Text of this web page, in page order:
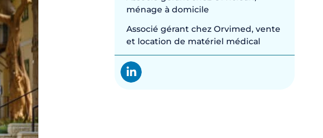
ménage à domicile
Associé gérant chez Orvimed, vente
et location de matériel médical